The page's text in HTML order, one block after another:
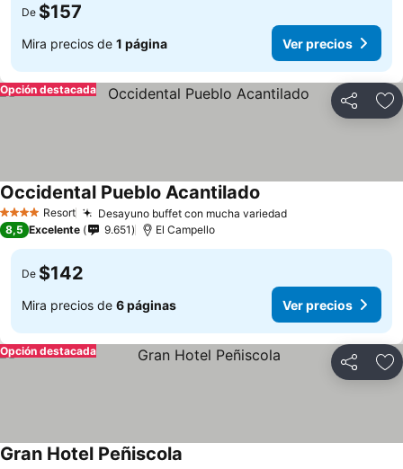
De $157
Mira precios de 1 página Ver precios
Compartir
Opción destacada
4 EstrellasResort Desayuno buffet con mucha variedad
Occidental Pueblo Acantilado
8,5 Excelente 9.651 El Campello
De $142
Mira precios de 6 páginas Ver precios
Compartir
Opción destacada
Gran Hotel Peñiscola